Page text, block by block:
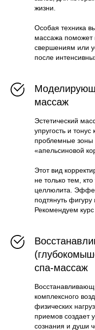
жизни.
Особая техника
массажа поможет
свершениям или
после
массаж
Эстетический
упругость и
проблемные
«апельсиновой
Этот вид
не только тем,
целлюлита.
подтянуть
Рекомендуем
спа-массаж
комплексного
физических
приемов создает
сознания и души